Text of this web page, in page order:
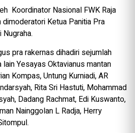
Koordinator Nasional FWK Raja
dimoderatori Ketua Panitia Pra
Nugraha.
pra rakernas dihadiri sejumlah
Yesayas Oktavianus mantan
Kompas, Untung Kurniadi, AR
Rita Sri Hastuti, Mohammad
Dadang Rachmat, Edi Kuswanto,
Nainggolan L Radja, Herry